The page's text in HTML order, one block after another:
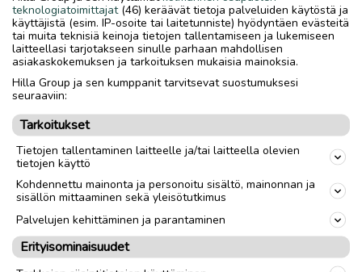
tarpeessa(esim ketjujen öljyäminen, ilmaa renkaisiin).
Takarenkaan kumi vaatii vaihdon.
Tuumakoosta en ole satavarma.
Toimitus Nouto
Tuumakoko
Sukupuoli
Unisex
link
Ilmoittaja:▪️
teknologiatoimittajat(46) keräävät tietoja palveluiden käytöstä ja
käyttäjistä (esim. IP-osoite tai laitetunniste) hyödyntäen evästeitä
tai muita teknisiä keinoja tietojen tallentamiseen ja lukemiseen
laitteellasi tarjotakseen sinulle parhaan mahdollisen
asiakaskokemuksen ja tarkoituksen mukaisia mainoksia.
Hilla Group ja sen kumppanit tarvitsevat suostumuksesi
seuraaviin:
Tarkoitukset
Tietojen tallentaminen laitteelle ja/tai laitteella olevien
tietojen käyttö
Kohdennettu mainonta ja personoitu sisältö, mainonnan ja
sisällön mittaaminen sekä yleisötutkimus
Palvelujen kehittäminen ja parantaminen
Erityisominaisuudet